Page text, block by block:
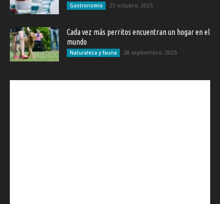
Gastronomía 23 octubre, 2025
Cada vez más perritos encuentran un hogar en el
mundo
Naturaleza y fauna 28 septiembre, 2025